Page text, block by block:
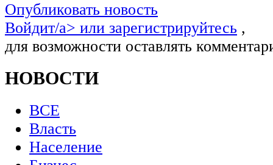
Опубликовать новость
Войдит/a> или зарегистрируйтесь ,
для возможности оставлять
НОВОСТИ
ВСЕ
Власть
Население